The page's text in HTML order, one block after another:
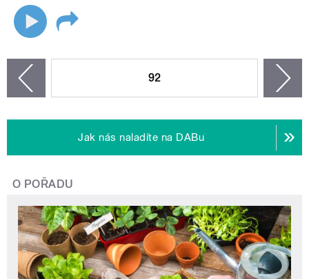
92
Jak nás naladíte na DABu
O POŘADU